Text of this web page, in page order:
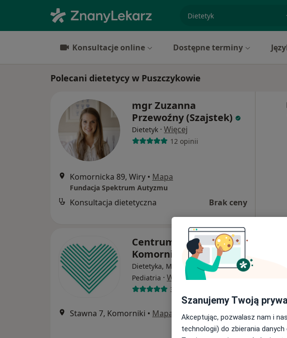
Konsultacje online Dostępne terminy
Polecani dietetycy w Puszczykowie
mgr Zuzanna
Przewoźny (Szajstek)
Dietetyk · Więcej
12 opinii
Komornicka 89, Wiry • Mapa
Fundacja Spektrum Autyzmu
Konsultacja dietetyczna Brak ceny
Centrum Medyczne
Komorniki
Dietetyka, Medycyna rodzinna,
Pediatria · Więcej
380 opinii
Stawna 7, Komorniki • Mapa
Szanujemy Twoją
Akceptując, pozwalasz nam i
technologii) do zbierania